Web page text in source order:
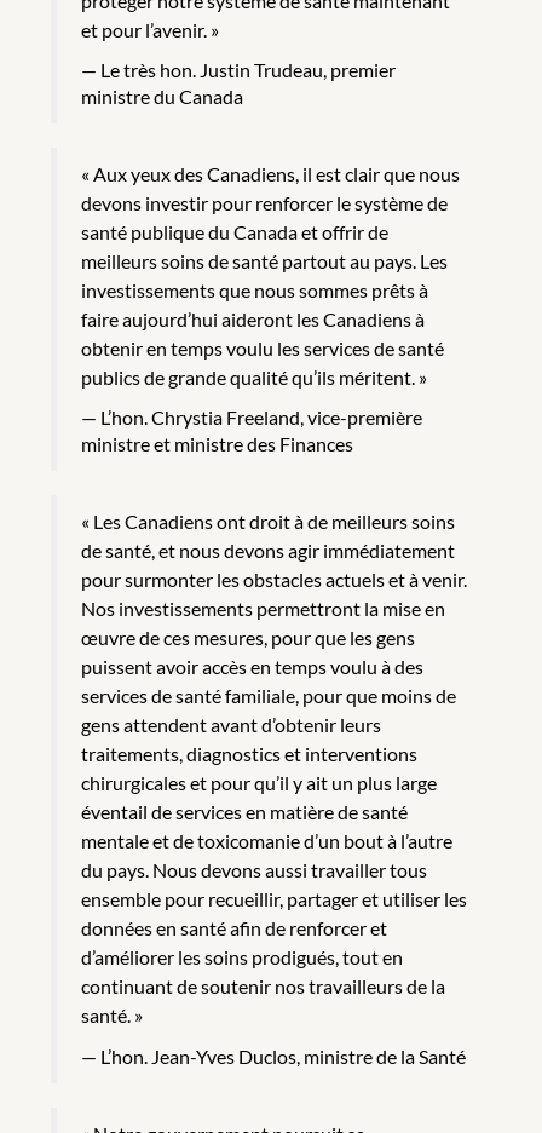
et pour l’avenir. »
Le très hon. Justin Trudeau, premier
ministre du Canada
« Aux yeux des Canadiens, il est clair que nous
devons investir pour renforcer le système de
santé publique du Canada et offrir de
meilleurs soins de santé partout au pays. Les
investissements que nous sommes prêts à
faire aujourd’hui aideront les Canadiens à
obtenir en temps voulu les services de santé
publics de grande qualité qu’ils méritent. »
L’hon. Chrystia Freeland, vice-première
ministre et ministre des Finances
« Les Canadiens ont droit à de meilleurs soins
de santé, et nous devons agir immédiatement
pour surmonter les obstacles actuels et à venir.
Nos investissements permettront la mise en
œuvre de ces mesures, pour que les gens
puissent avoir accès en temps voulu à des
services de santé familiale, pour que moins de
gens attendent avant d’obtenir leurs
traitements, diagnostics et interventions
chirurgicales et pour qu’il y ait un plus large
éventail de services en matière de santé
mentale et de toxicomanie d’un bout à l’autre
du pays. Nous devons aussi travailler tous
ensemble pour recueillir, partager et utiliser les
données en santé afin de renforcer et
d’améliorer les soins prodigués, tout en
continuant de soutenir nos travailleurs de la
santé. »
L’hon. Jean-Yves Duclos, ministre de la Santé